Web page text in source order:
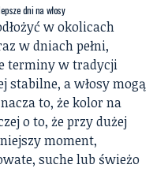
dni na włosy
w okolicach
w dniach pełni,
terminy w tradycji
stabilne, a włosy mogą
to, że kolor na
o to, że przy dużej
moment,
suche lub świeżo